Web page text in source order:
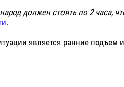
должен стоять по 2 часа,
.
является ранние подъем